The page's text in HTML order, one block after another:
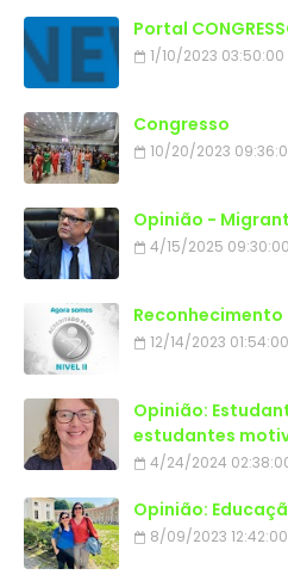
Portal
1/10/2023 03:50:00
Congresso
10/20/2023
Opinião -
4/15/2025
Reconhecimento
12/14/2023
Opinião:
estudantes
4/24/2024
Opinião:
8/09/2023 12:42:00